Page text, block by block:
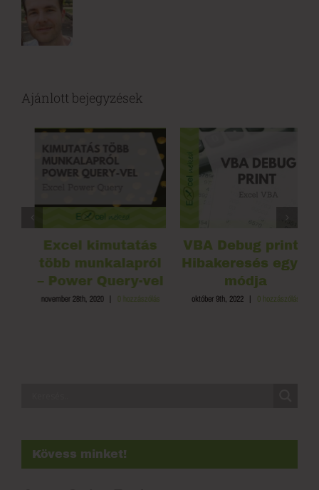
Ajánlott bejegyzések
Excel kimutatás
több munkalapról
– Power Query-vel
november 28th, 2020 | 0 hozzászólás
VBA Debug print –
Hibakeresés egyik
módja
október 9th, 2022 | 0 hozzászólás
Kövess minket!